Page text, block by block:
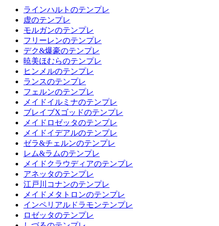
ラインハルトのテンプレ
虚のテンプレ
モルガンのテンプレ
フリーレンのテンプレ
デク&爆豪のテンプレ
暁美ほむらのテンプレ
ヒンメルのテンプレ
ランスのテンプレ
フェルンのテンプレ
メイドイルミナのテンプレ
ブレイブXゴッドのテンプレ
メイドロゼッタのテンプレ
メイドイデアルのテンプレ
ゼラ&チェルンのテンプレ
レム&ラムのテンプレ
メイドクラウディアのテンプレ
アネッタのテンプレ
江戸川コナンのテンプレ
メイドメタトロンのテンプレ
インペリアルドラモンテンプレ
ロゼッタのテンプレ